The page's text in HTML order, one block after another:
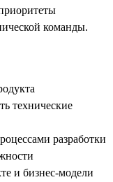
команды.
технические
разработки
и бизнес-модели